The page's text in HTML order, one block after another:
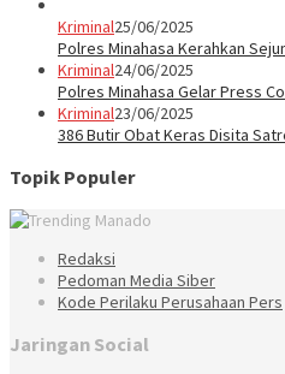
Kriminal25/06/2025
Polres Minahasa Kerahkan
Kriminal24/06/2025
Polres Minahasa Gelar Press
Kriminal23/06/2025
386 Butir Obat Keras Disita
Topik Populer
Redaksi
Pedoman Media Siber
Kode Perilaku Perusahaan Pers
Jaringan Social